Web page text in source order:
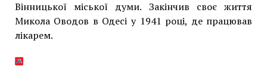
Вінницької міської думи. Закінчив своє життя
Микола Оводов в Одесі у 1941 році, де працював
лікарем.